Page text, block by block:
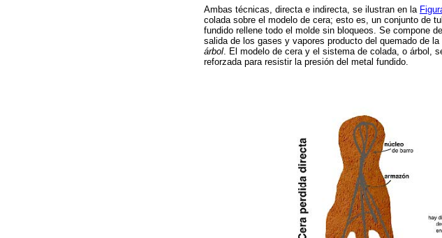
Ambas técnicas, directa e indirecta, se ilustran en la
colada sobre el modelo de cera; esto es, un conjunto de
fundido rellene todo el molde sin bloqueos. Se compone
salida de los gases y vapores producto del quemado de
árbol. El modelo de cera y el sistema de colada, o árbol,
reforzada para resistir la presión del metal fundido.